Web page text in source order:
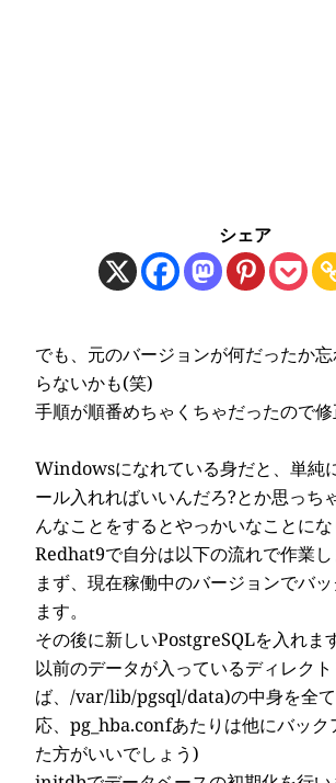
シェア
でも、元のバージョンが何だったか
らないかも(笑)
手順が順番めちゃくちゃだったので修
Windowsになれている身だと、単純
ール入れればいいんだろ?とか思っち
んなことをするとやっかいなことに
Redhat9で自分は以下の流れで作業し
まず、現在稼働中のバージョンでバ
ます。
その後に新しいPostgreSQLを入れます
以前のデータが入っているディレクト
ば、/var/lib/pgsql/data)の中身を全
応、pg_hba.confあたりは他にバック
た方がいいでしょう)